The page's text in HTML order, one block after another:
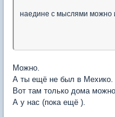
наедине с мыслями можно
Можно.
А ты ещё не был в Мехико.
Вот там только дома
А у нас (пока ещё ).